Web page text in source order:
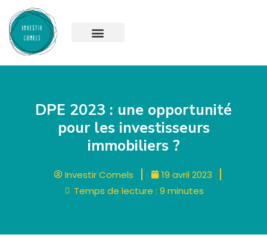
DPE 2023 : une opportunité
pour les investisseurs
immobiliers ?
Investir Comels
19 avril 2023
Temps de lecture : 9 minutes